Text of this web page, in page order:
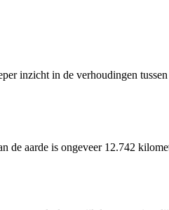
inzicht in de verhoudingen
de aarde is ongeveer 12.742